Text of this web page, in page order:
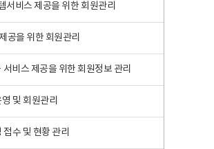
서비스 제공을 위한 회원관리
공을 위한 회원관리
비스 제공을 위한 회원정보 관리
및 회원관리
수 및 현황 관리